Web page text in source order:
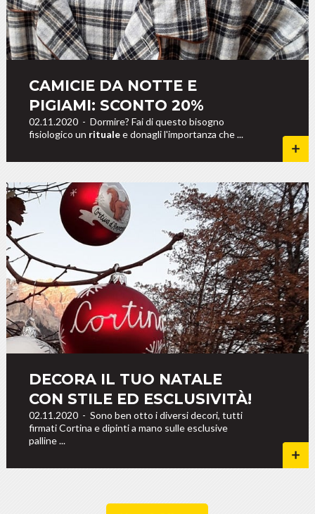
CAMICIE DA NOTTE E
PIGIAMI: SCONTO 20%
02.11.2020 - Dormire? Fai di questo bisogno
fisiologico un ritualee donagli l'importanza che ...
DECORA IL TUO NATALE
CON STILE ED ESCLUSIVITÀ!
02.11.2020 - Sono ben otto i diversi decori, tutti
firmati Cortina e dipinti a mano sulle esclusive
palline ...